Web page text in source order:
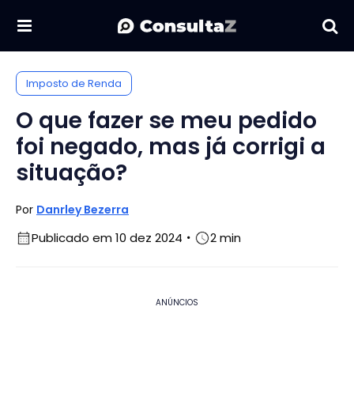
Imposto de Renda
O que fazer se meu pedido
foi negado, mas já corrigi a
situação?
Por Danrley Bezerra
Publicado em 10 dez 2024 2 min
ANÚNCIOS